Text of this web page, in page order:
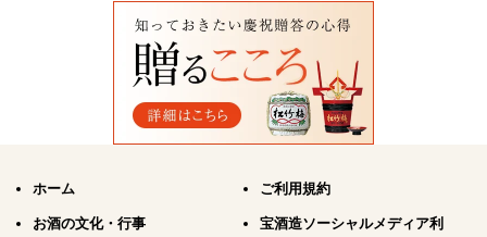
ホーム
お酒の文化・行事
ご利用規約
宝酒造ソーシャルメディア利